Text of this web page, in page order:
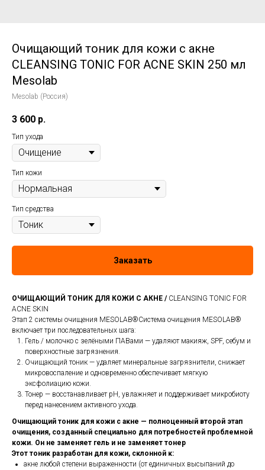
Очищающий тоник для кожи с акне
CLEANSING TONIC FOR ACNE SKIN 250 мл
Mesolab
Mesolab (Россия)
3 600 р.
Тип ухода
Тип кожи
Тип средства
Заказать
ОЧИЩАЮЩИЙ ТОНИК ДЛЯ КОЖИ С АКНЕ / CLEANSING TONIC FOR
ACNE SKIN
Этап 2 системы очищения MESOLAB®Система очищения MESOLAB®
включает три последовательных шага:
Гель / молочко с зелёными ПАВами — удаляют макияж, SPF, себум и
поверхностные загрязнения.
Очищающий тоник — удаляет минеральные загрязнители, снижает
микровоспаление и одновременно обеспечивает мягкую
эксфолиацию кожи.
Тонер — восстанавливает pH, увлажняет и поддерживает микробиоту
перед нанесением активного ухода.
Очищающий тоник для кожи с акне — полноценный второй этап
очищения, созданный специально для потребностей проблемной
кожи. Он не заменяет гель и не заменяет тонер
Этот тоник разработан для кожи, склонной к:
акне любой степени выраженности (от единичных высыпаний до